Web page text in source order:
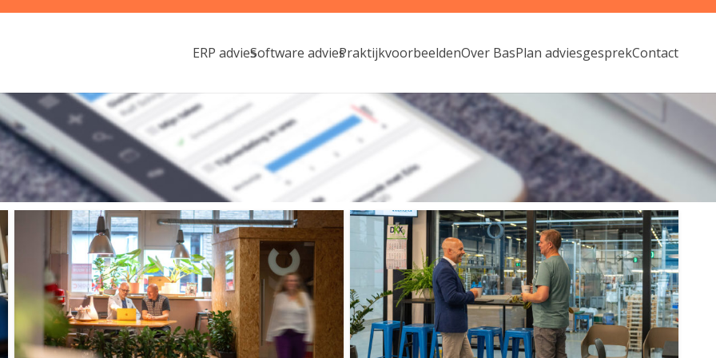
ERP adviesSoftware adviesPraktijkvoorbeeldenOver BasPlan adviesgesprekContact